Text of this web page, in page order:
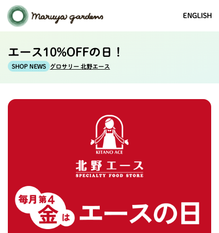
ENGLISH
エース10%OFFの日！
グロサリー 北野エース